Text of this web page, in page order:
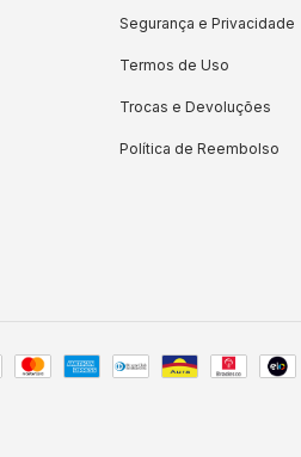
Segurança e Privacidade
Termos de Uso
Trocas e Devoluções
Política de Reembolso